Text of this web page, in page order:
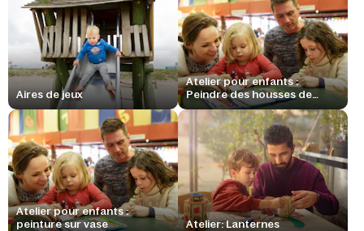
Aires de jeux
Atelier pour enfants :
Peindre des housses de
coussin
Atelier pour enfants :
peinture sur vase
Atelier: Lanternes